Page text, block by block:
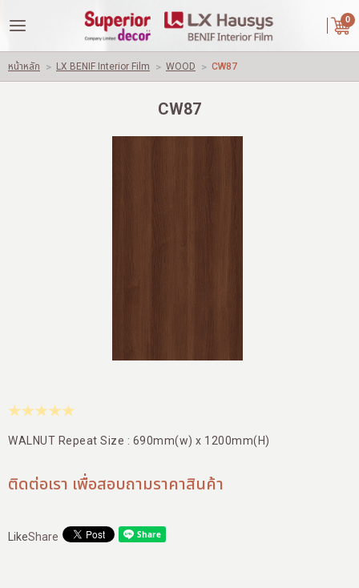
ไทย English
LOGIN REGISTER
ติดต่อเรา
บัญชีผู้ใช้
0
หน้าหลัก > LX BENIF Interior Film > WOOD > CW87
CW87
WALNUT Repeat Size : 690mm(w) x 1200mm(H)
ติดต่อเรา เพื่อสอบถามราคาสินค้า
LikeShare